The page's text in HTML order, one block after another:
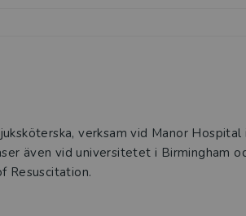
verksam vid Manor Hospital i
även vid universitetet i Birmingham
Resuscitation.